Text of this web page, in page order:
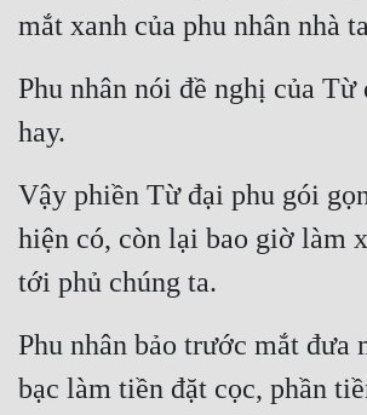
Cổ Đại
Dị Năng
Gia Đấu
Góc Nhìn Nam
Góc Nhìn Nữ
Huyền Huyễn
mắt xanh của phu nhân nhà
Phu nhân nói đề nghị của Từ
hay.
Vậy phiền Từ đại phu gói
hiện có, còn lại bao giờ làm
tới phủ chúng ta.
Phu nhân bảo trước mắt đưa
bạc làm tiền đặt cọc, phần